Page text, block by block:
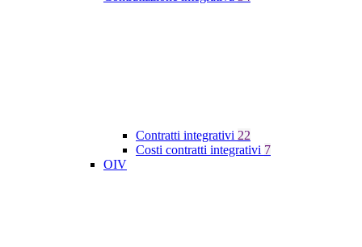
Contratti integrativi 22
Costi contratti integrativi 7
OIV